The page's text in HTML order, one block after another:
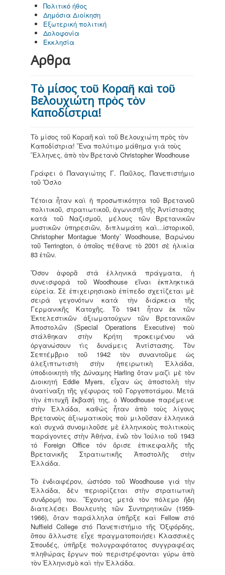
Πολιτικό ήθος
Δημόσια Διοίκηση
Εξωτερική πολιτική
Δολοφονία
Εκκλησία
Αρθρα
Τὸ μίσος τοῦ Κοραῆ καὶ τοῦ
Βελουχιώτη πρὸς τὸν
Καποδίστρια!
Τὸ μίσος τοῦ Κοραῆ καὶ τοῦ Βελουχιώτη πρὸς τὸν
Καποδίστρια! Ἕνα πολύτιμο μάθημα γιὰ τοὺς
Ἕλληνες, ἀπὸ τὸν Βρετανὸ Christopher Woodhouse
Γράφει ὁ Παναγιώτης Γ. Παῦλος, Πανεπιστήμιο
τοῦ Ὄσλο
Τέτοια ἦταν καὶ ἡ προσωπικότητα τοῦ Βρετανοῦ
πολιτικοῦ, στρατιωτικοῦ, ἀγωνιστῆ τῆς Ἀντίστασης
κατὰ τοῦ Ναζισμοῦ, μέλους τῶν Βρετανικῶν
μυστικῶν ὑπηρεσιῶν, διπλωμάτη καὶ...ἱστορικοῦ,
Christopher Montague ‘Monty’ Woodhouse, Βαρώνου
τοῦ Terrington, ὁ ὁποῖος πέθανε τὸ 2001 σὲ ἡλικία
83 ἐτῶν.
Ὅσον ἀφορᾶ στὰ ἑλληνικὰ πράγματα, ἡ
συνεισφορὰ τοῦ Woodhouse εῖναι ἐκπληκτικὰ
εὐρεία. Σὲ ἐπιχειρησιακὸ ἐπίπεδο σχετίζεται μὲ
σειρὰ γεγονότων κατὰ τὴν διάρκεια τῆς
Γερμανικῆς Κατοχῆς. Τὸ 1941 ἦταν ἐκ τῶν
Ἐκτελεστικῶν ἀξιωματούχων τῶν Βρετανικῶν
Ἀποστολῶν (Special Operations Executive) ποὺ
στάλθηκαν στὴν Κρήτη προκειμένου νὰ
ὀργανώσουν τὶς δυνάμεις Ἀντίστασης. Τὸν
Σεπτέμβριο τοῦ 1942 τὸν συναντοῦμε ὡς
ἀλεξιπτωτιστὴ στὴν ἠπειρωτικὴ Ἑλλάδα,
ὑποδιοικητὴ τῆς Δύναμης Ηarling ὅταν μαζὶ μὲ τὸν
Διοικητή Εddie Μyers, εἶχαν ὡς ἀποστολὴ τὴν
ἀνατίναξη τῆς γέφυρας τοῦ Γοργοποτάμου. Μετὰ
τὴν ἐπιτυχῆ ἔκβασή της, ὁ Woodhouse παρέμεινε
στὴν Ἑλλάδα, καθὼς ἦταν ἀπὸ τοὺς λίγους
Βρετανοὺς ἀξιωματικοὺς ποὺ μιλοῦσαν ἑλληνικὰ
καὶ συχνὰ συνομιλοῦσε μὲ ἑλληνικοὺς πολιτικοὺς
παράγοντες στὴν Ἀθήνα, ἐνῶ τὸν Ἰούλιο τοῦ 1943
τό Foreign Office τόν ὅρισε ἐπικεφαλῆς τῆς
Βρετανικῆς Στρατιωτικῆς Ἀποστολῆς στὴν
Ἑλλάδα.
Τὸ ἐνδιαφέρον, ὡστόσο τοῦ Woodhouse γιά τὴν
Ἑλλάδα, δὲν περιορίζεται στὴν στρατιωτικὴ
συνδρομή του. Ἔχοντας μετὰ τὸν πόλεμο ἤδη
διατελέσει Βουλευτὴς τῶν Συντηρητικῶν (1959-
1966), ὅταν παράλληλα ὑπῆρξε καί Fellow στό
Nuffield College στό Πανεπιστήμιο τῆς Ὀξφόρδης,
ὅπου ἄλλωστε εἶχε πραγματοποιήσει Κλασσικὲς
Σπουδές, ὑπῆρξε πολυγραφότατος συγγραφέας
πληθώρας ἔργων ποὺ περιστρέφονται γύρω ἀπὸ
τὸν Ἑλληνισμὸ καὶ τὴν Ἑλλάδα.